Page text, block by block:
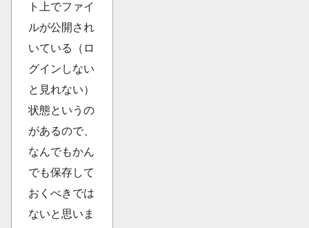
ト上でファイ
ルが公開され
いている（ロ
グインしない
と見れない）
状態というの
があるので、
なんでもかん
でも保存して
おくべきでは
ないと思いま